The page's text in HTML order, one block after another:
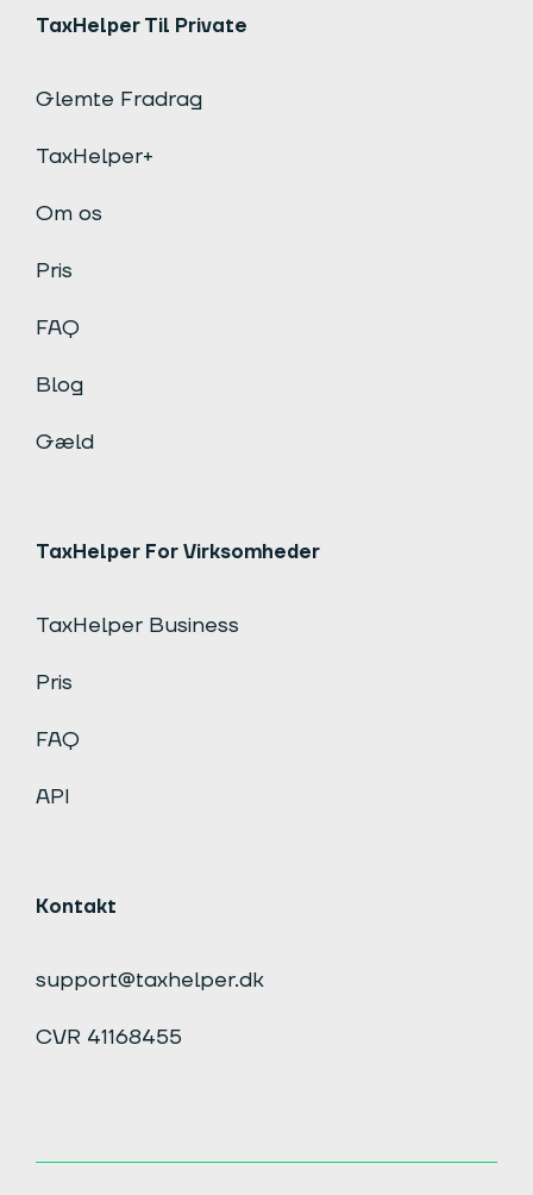
TaxHelper Til Private
Glemte Fradrag
TaxHelper+
Om os
Pris
FAQ
Blog
Gæld
TaxHelper For Virksomheder
TaxHelper Business
Pris
FAQ
API
Kontakt
support@taxhelper.dk
CVR 41168455